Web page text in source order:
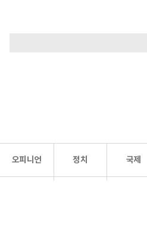
오피니언 정치 국제